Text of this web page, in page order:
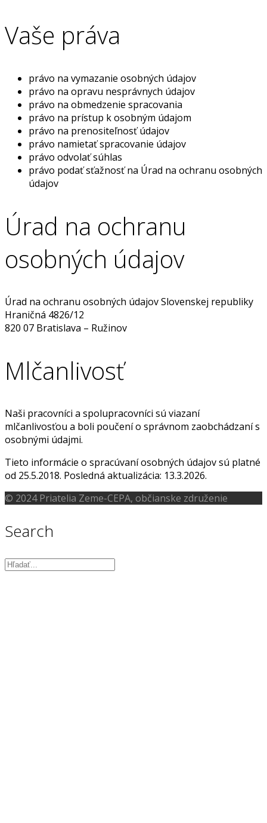
Vaše práva
právo na vymazanie osobných údajov
právo na opravu nesprávnych údajov
právo na obmedzenie spracovania
právo na prístup k osobným údajom
právo na prenositeľnosť údajov
právo namietať spracovanie údajov
právo odvolať súhlas
právo podať sťažnosť na Úrad na ochranu osobných
údajov
Úrad na ochranu
osobných údajov
Úrad na ochranu osobných údajov Slovenskej republiky
Hraničná 4826/12
820 07 Bratislava – Ružinov
Mlčanlivosť
Naši pracovníci a spolupracovníci sú viazaní
mlčanlivosťou a boli poučení o správnom zaobchádzaní s
osobnými údajmi.
Tieto informácie o spracúvaní osobných údajov sú platné
od 25.5.2018. Posledná aktualizácia: 13.3.2026.
© 2024 Priatelia Zeme-CEPA, občianske združenie
Search